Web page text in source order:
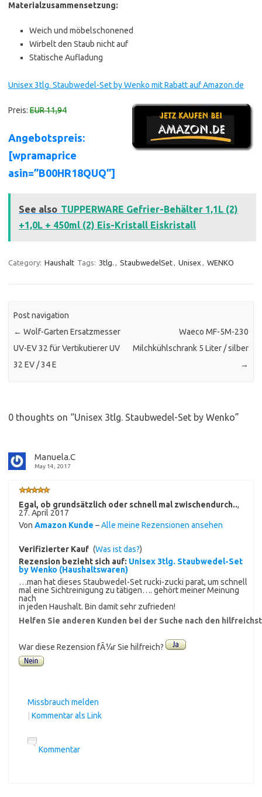
Materialzusammensetzung:
Weich und möbelschonened
Wirbelt den Staub nicht auf
Statische Aufladung
Unisex 3tlg. Staubwedel-Set by Wenko mit Rabatt auf Amazon.de
Preis: EUR 11,94
Angebotspreis:
[wpramaprice
asin=”B00HR18QUQ”]
See also TUPPERWARE Gefrier-Behälter 1,1L (2)
+1,0L + 450ml (2) Eis-Kristall Eiskristall
Category: Haushalt Tags: 3tlg. , StaubwedelSet, Unisex , WENKO
Post navigation
← Wolf-Garten Ersatzmesser
UV-EV 32 für Vertikutierer UV
32 EV / 34 E
Waeco MF-5M-230
Milchkühlschrank 5 Liter / silber
→
0 thoughts on “Unisex 3tlg. Staubwedel-Set by Wenko”
Manuela.C
May 14, 2017
Egal, ob grundsätzlich oder schnell mal zwischendurch..,
27. April 2017
Von Amazon Kunde –Alle meine Rezensionen ansehen
Verifizierter Kauf (Was ist das?)
Rezension bezieht sich auf: Unisex 3tlg. Staubwedel-Set
by Wenko (Haushaltswaren)
…man hat dieses Staubwedel-Set rucki-zucki parat, um schnell
mal eine Sichtreinigung zu tätigen…. gehört meiner Meinung
nach
in jeden Haushalt. Bin damit sehr zufrieden!
Helfen Sie anderen Kunden bei der Suche nach den
War diese Rezension fÃ¼r Sie hilfreich?
Missbrauch melden
Kommentar als Link
Kommentar